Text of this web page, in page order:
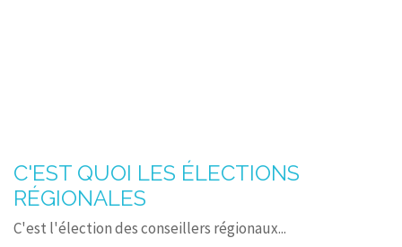
C'EST QUOI LES ÉLECTIONS
RÉGIONALES
C'est l'élection des conseillers régionaux...